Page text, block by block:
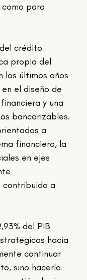
para
crédito
propia del
los últimos años
el diseño de
y una
bancarizables.
a
financiero, la
en ejes
contribuido a
del PIB
hacia
continuar
sino hacerlo